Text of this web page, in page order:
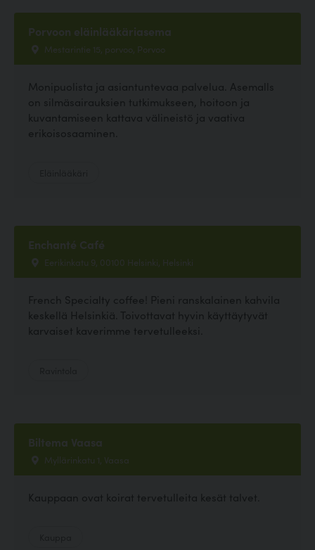
Porvoon eläinlääkäriasema
Mestarintie 15, porvoo, Porvoo
Monipuolista ja asiantuntevaa palvelua. Asemalls
on silmäsairauksien tutkimukseen, hoitoon ja
kuvantamiseen kattava välineistö ja vaativa
erikoisosaaminen.
Enchanté Café
Eerikinkatu 9, 00100 Helsinki, Helsinki
French Specialty coffee! Pieni ranskalainen kahvila
keskellä Helsinkiä. Toivottavat hyvin käyttäytyvät
karvaiset kaverimme tervetulleeksi.
Biltema Vaasa
Myllärinkatu 1, Vaasa
Kauppaan ovat koirat tervetulleita kesät talvet.